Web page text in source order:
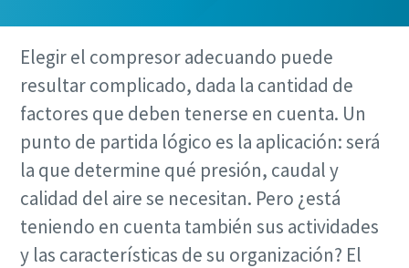
Elegir el compresor adecuando puede
resultar complicado, dada la cantidad de
factores que deben tenerse en cuenta. Un
punto de partida lógico es la aplicación: será
la que determine qué presión, caudal y
calidad del aire se necesitan. Pero ¿está
teniendo en cuenta también sus actividades
y las características de su organización? El